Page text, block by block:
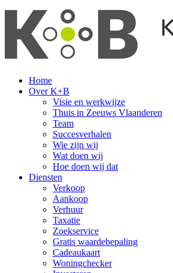
Home
Over K+B
Visie en werkwijze
Thuis in Zeeuws Vlaanderen
Team
Succesverhalen
Wie zijn wij
Wat doen wij
Hoe doen wij dat
Diensten
Verkoop
Aankoop
Verhuur
Taxatie
Zoekservice
Gratis waardebepaling
Cadeaukaart
Woningchecker